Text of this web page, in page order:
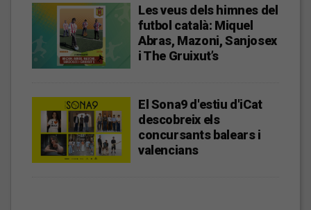
Les veus dels himnes del
futbol català: Miquel
Abras, Mazoni, Sanjosex
i The Gruixut’s
El Sona9 d'estiu d'iCat
descobreix els
concursants balears i
valencians